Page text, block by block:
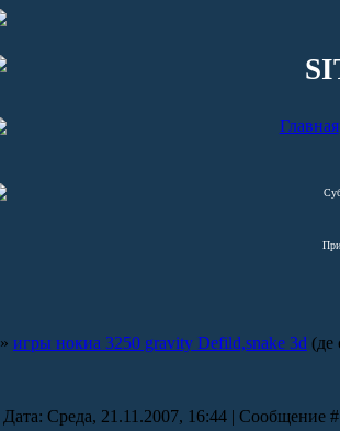
Главная
» игры нокиа 3250 gravity Defild,snake 3d (де
Дата: Среда, 21.11.2007, 16:44 | Сообщение #